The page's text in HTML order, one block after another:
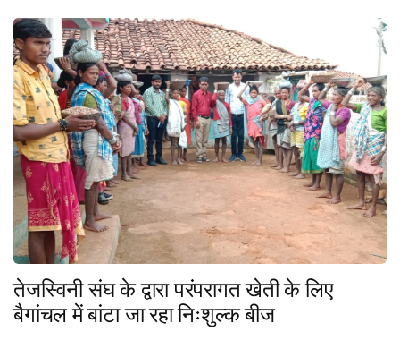
तेजस्विनी संघ के द्वारा परंपरागत खेती के लिए
बैगांचल में बांटा जा रहा निःशुल्क बीज